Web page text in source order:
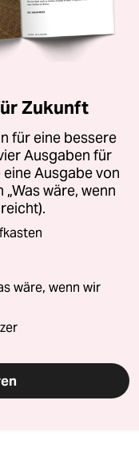
Zukunft
für eine bessere
Ausgaben für
Ausgabe von
wäre, wenn
wäre, wenn wir